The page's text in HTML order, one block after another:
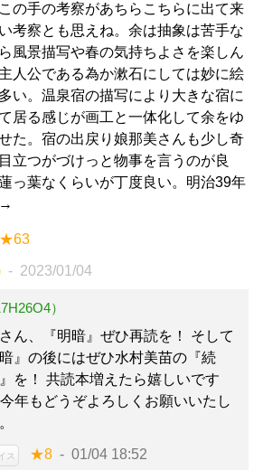
の手の考察があちらこちらに出て来
考察とも思えね。余は抽象は苦手な
風景描写や春の気持ちよさを楽しん
人公である為か漱石にしては妙に絵
い。温泉宿の描写により大きな宿に
居る感じが画工と一体化して余をゆ
た。宿の出戻り娘那美さんも少し奇
立つがづけっと物事を言うのが良
っ葉なくらいが丁度良い。明治39年
★63
2023/01/04
）
ん、『明暗』ぜひ再読を！ そして
暗』の後にはぜひ水村美苗の『続
を！ 共読本増えたら嬉しいです
年もどうぞよろしくお願いいたし
ス ★8 01/04 18:52